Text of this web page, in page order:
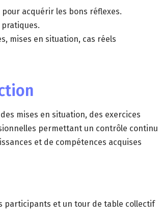
acquérir les bons réflexes.
mises en situation, cas réels
mises en situation, des exercices
permettant un contrôle continu
et de compétences acquises
participants et un tour de table collectif